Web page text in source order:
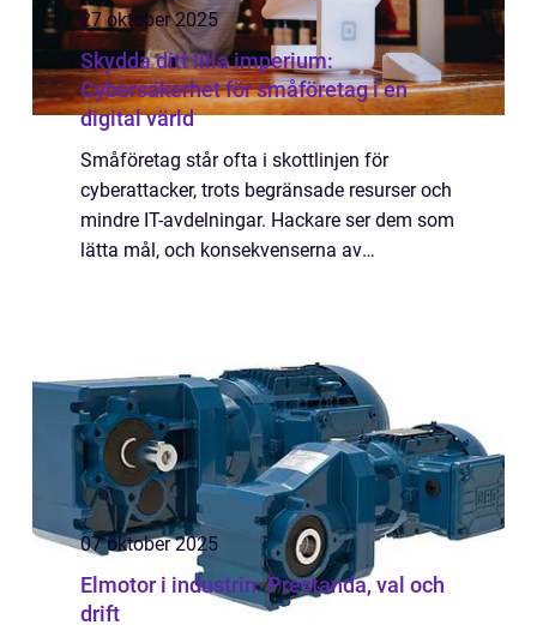
27 oktober 2025
Skydda ditt lilla imperium:
Cybersäkerhet för småföretag i en
digital värld
Småföretag står ofta i skottlinjen för
cyberattacker, trots begränsade resurser och
mindre IT-avdelningar. Hackare ser dem som
lätta mål, och konsekvenserna av
07 oktober 2025
Elmotor i industrin: Prestanda, val och
drift